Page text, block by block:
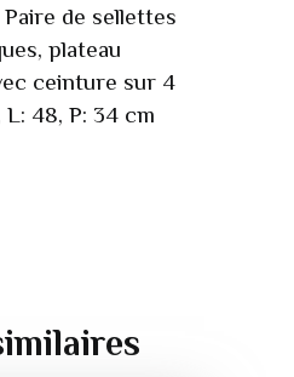
de sellettes
plateau
ceinture sur 4
48, P: 34 cm